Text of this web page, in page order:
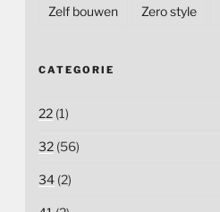
Zelf bouwen Zero style
CATEGORIE
22(1)
32(56)
34(2)